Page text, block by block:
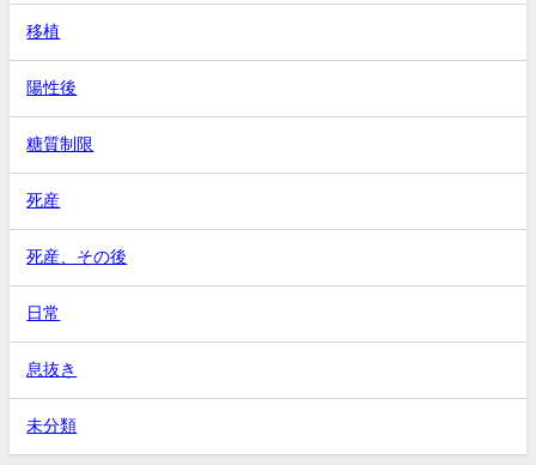
移植
陽性後
糖質制限
死産
死産、その後
日常
息抜き
未分類